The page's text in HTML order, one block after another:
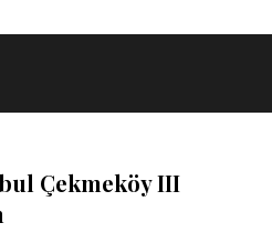
Çekmeköy III